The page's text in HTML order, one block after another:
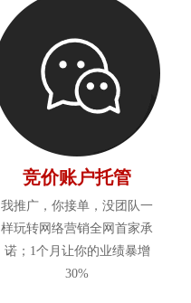
竞价账户托管
我推广，你接单，没团队一
样玩转网络营销全网首家承
诺；1个月让你的业绩暴增
30%